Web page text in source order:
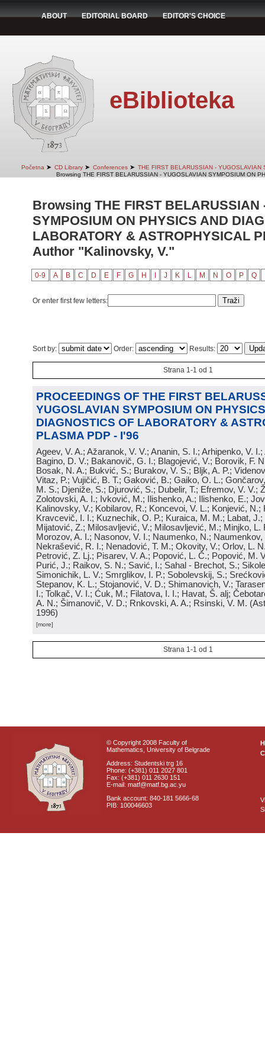
ABOUT EDITORIAL BOARD EDITOR'S CHOICE
eBiblioteka
Početna ➤ CD Library ➤ Conferences ➤ THE FIRST BELARUSSIAN -
Browsing THE FIRST BELARUSSIAN - YUGOSLAVIAN SYMPOSIUM ON
Browsing THE FIRST BELARUSSIAN
SYMPOSIUM ON PHYSICS AND
LABORATORY & ASTROPHYSICAL
Author "Kalinovsky, V."
0-9 A B C D E F G H J K L M N O P Q
Or enter first few letters:
Sort by: Order: Results:
Strana 1-1 od 1
PROCEEDINGS OF THE FIRST
YUGOSLAVIAN SYMPOSIUM ON
DIAGNOSTICS OF LABORATORY &
PLASMA PDP - I'96
Ageev, V. A.; Ažaranok, V. V.; Ananin, S. I.; Arhipenko, V.
Bagino, D. V.; Bakanovič, G. I.; Blagojević, V.; Borovik, F.
Bosak, N. A.; Bukvić, S.; Burakov, V. S.; Bljk, A. P.;
Vitaz, P.; Vujičić, B. T.; Gaković, B.; Gaiko, O. L.;
M. S.; Djeniže, S.; Djurović, S.; Dubelir, T.; Efremov, V. V.;
Zolotovski, A. I.; Ivković, M.; Ilishenko, A.; Ilishenko, E.;
Kalinovsky, V.; Kobilarov, R.; Koncevoi, V. L.; Konjević, N.;
Kravcevič, I. I.; Kuznechik, O. P.; Kuraica, M. M.; Labat,
Mijatović, Z.; Milosavljević, V.; Milosavljević, M.; Minjko, L.
Morozov, A. I.; Nasonov, V. I.; Naumenko, N.; Naumenkov,
Nekrašević, R. I.; Nenadović, T. M.; Okovity, V.; Orlov, L.
Petrović, Z. Lj.; Pisarev, V. A.; Popović, L. Č.; Popović, M.
Purić, J.; Raikov, S. N.; Savić, I.; Sahal - Brechot, S.;
Simonichik, L. V.; Smrglikov, I. P.; Sobolevskij, S.;
Stepanov, K. L.; Stojanović, V. D.; Shimanovich, V.;
I.; Tolkač, V. I.; Ćuk, M.; Filatova, I. I.; Havat, Š. alj;
A. N.; Šimanovič, V. D.; Rnkovski, A. A.; Rsinski, V. M. (
1996)
[more]
Strana 1-1 od 1
© Copyright 2008 Faculty of
Mathematics, University of Belgrade
Address: Studentski trg 16
Phone: (+381) 011 2027 801
Fax: (+381) 011 2630 151
E-mail: matf@matf.bg.ac.yu
Bank account: 840-181 5666-68
PIB: 100046603